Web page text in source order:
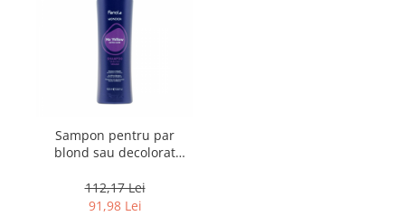
Sampon pentru par
blond sau decolorat
Yellow, 1000 ml
112,17 Lei
91,98 Lei